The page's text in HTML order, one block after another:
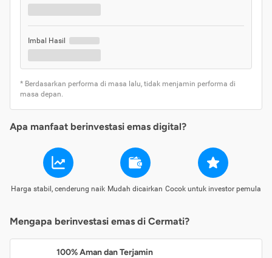
Imbal Hasil
* Berdasarkan performa di masa lalu, tidak menjamin performa di
masa depan.
Apa manfaat berinvestasi emas digital?
Harga stabil, cenderung naik Mudah dicairkan Cocok untuk investor pemula
Mengapa berinvestasi emas di Cermati?
100% Aman dan Terjamin